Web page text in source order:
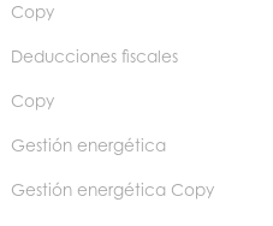
Copy
Deducciones fiscales
Copy
Gestión energética
Gestión energética Copy